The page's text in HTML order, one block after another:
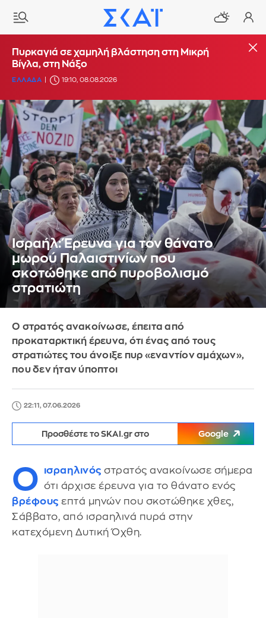
Πυρκαγιά σε χαμηλή βλάστηση στη Μικρή
Βίγλα, στη Νάξο
ΕΛΛΑΔΑ 19:10, 08.08.2026
Ισραήλ: Έρευνα για τον θάνατο
μωρού Παλαιστινίων που
σκοτώθηκε από πυροβολισμό
στρατιώτη
Ο στρατός ανακοίνωσε, έπειτα από
προκαταρκτική έρευνα, ότι ένας από τους
στρατιώτες του άνοιξε πυρ «εναντίον αμάχων»,
που δεν ήταν ύποπτοι
22:11, 07.06.2026
Προσθέστε το SKAI.gr στο Google
Ο ισραηλινός στρατός ανακοίνωσε σήμερα
ότι άρχισε έρευνα για το θάνατο ενός
βρέφους επτά μηνών που σκοτώθηκε χθες,
Σάββατο, από ισραηλινά πυρά στην
κατεχόμενη Δυτική Όχθη.